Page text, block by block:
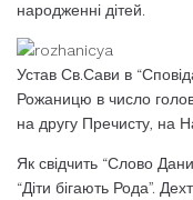
народженні дітей.
Устав Св.Сави в
Рожаницю в число
на другу Пречисту, на
Як свідчить “Слово
“Діти бігають Рода”.